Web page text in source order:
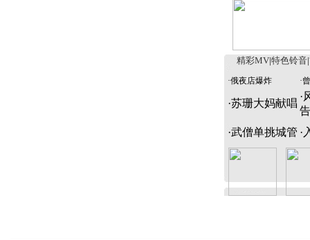
精彩MV 特色铃音
·俄夜店爆炸 ·
·苏珊大妈献唱
·
告
·武僧单挑城管 ·